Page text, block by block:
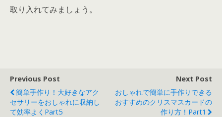
取り入れてみましょう。
Previous Post
簡単手作り！大好きなアク
セサリーをおしゃれに収納し
て効率よくpart5
Next Post
おしゃれで簡単に手作りできる
おすすめのクリスマスカードの
作り方！part1